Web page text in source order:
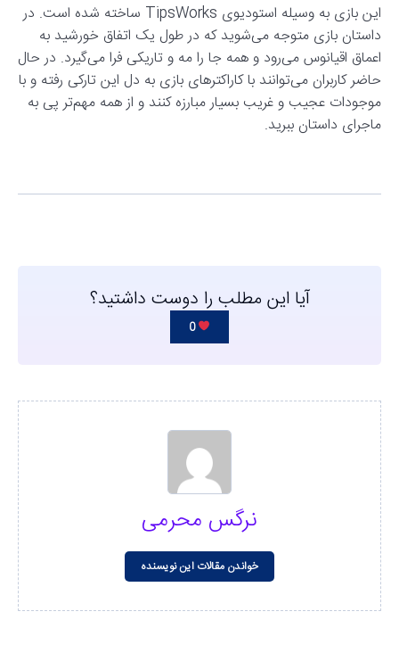
این بازی به وسیله استودیوی TipsWorks ساخته شده است. در
داستان بازی متوجه می‌شوید که در طول یک اتفاق خورشید به
اعماق اقیانوس می‌رود و همه جا را مه و تاریکی فرا می‌گیرد. در حال
حاضر کاربران می‌توانند با کاراکترهای بازی به دل این تارکی رفته و با
موجودات عجیب و غریب بسیار مبارزه کنند و از همه مهم‌‌تر پی به
ماجرای داستان ببرید.
آیا این مطلب را دوست داشتید؟
0
نرگس محرمی
خواندن مقالات این نویسنده